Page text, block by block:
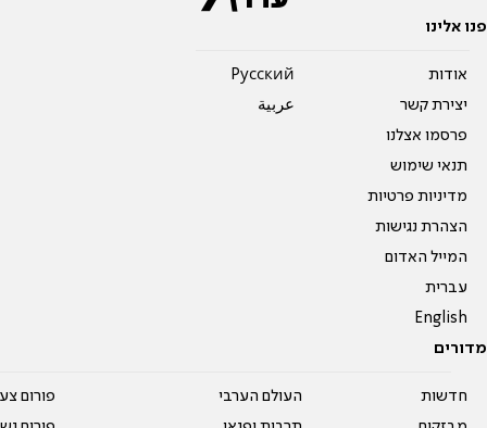
פנו אלינו
אודות
יצירת קשר
פרסמו אצלנו
תנאי שימוש
מדיניות פרטיות
הצהרת נגישות
המייל האדום
עברית
English
Pусский
عربية
מדורים
חדשות
העולם הערבי
פורום